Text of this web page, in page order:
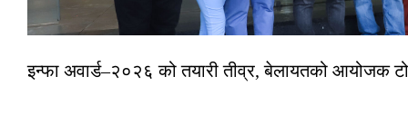
इन्फा अवार्ड–२०२६ को तयारी तीव्र, बेलायतको आयोजक